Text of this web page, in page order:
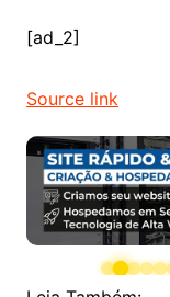
[ad_2]
Source link